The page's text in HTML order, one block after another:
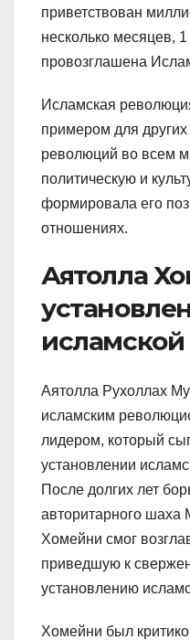
приветствован
несколько месяцев,
провозглашена
Исламская
примером для
революций во всем
политическую и
формировала его
отношениях.
Аятолла
Аятолла Рухоллах
исламским
лидером, который
установлении
После долгих лет
авторитарного
Хомейни смог
приведшую к
установлению
Хомейни был